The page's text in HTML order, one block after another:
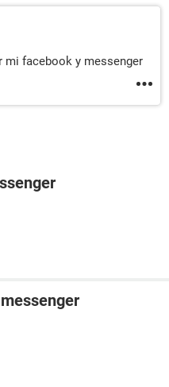
mi facebook y messenger